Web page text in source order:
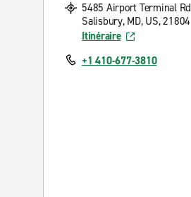
5485 Airport Terminal Rd
Salisbury, MD, US, 21804
Itinéraire
+1 410-677-3810